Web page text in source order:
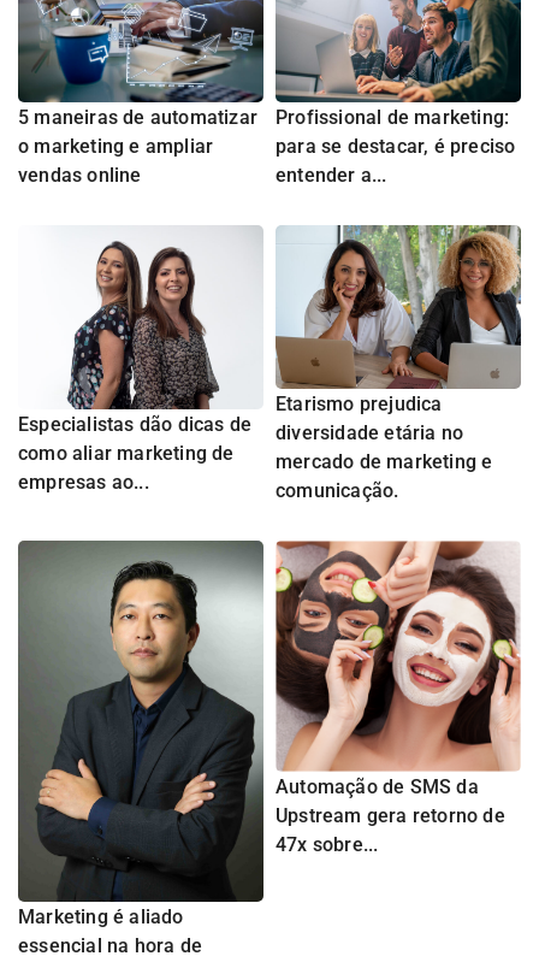
5 maneiras de automatizar
o marketing e ampliar
vendas online
Profissional de marketing:
para se destacar, é preciso
entender a...
Especialistas dão dicas de
como aliar marketing de
empresas ao...
Etarismo prejudica
diversidade etária no
mercado de marketing e
comunicação.
Marketing é aliado
essencial na hora de
Automação de SMS da
Upstream gera retorno de
47x sobre...